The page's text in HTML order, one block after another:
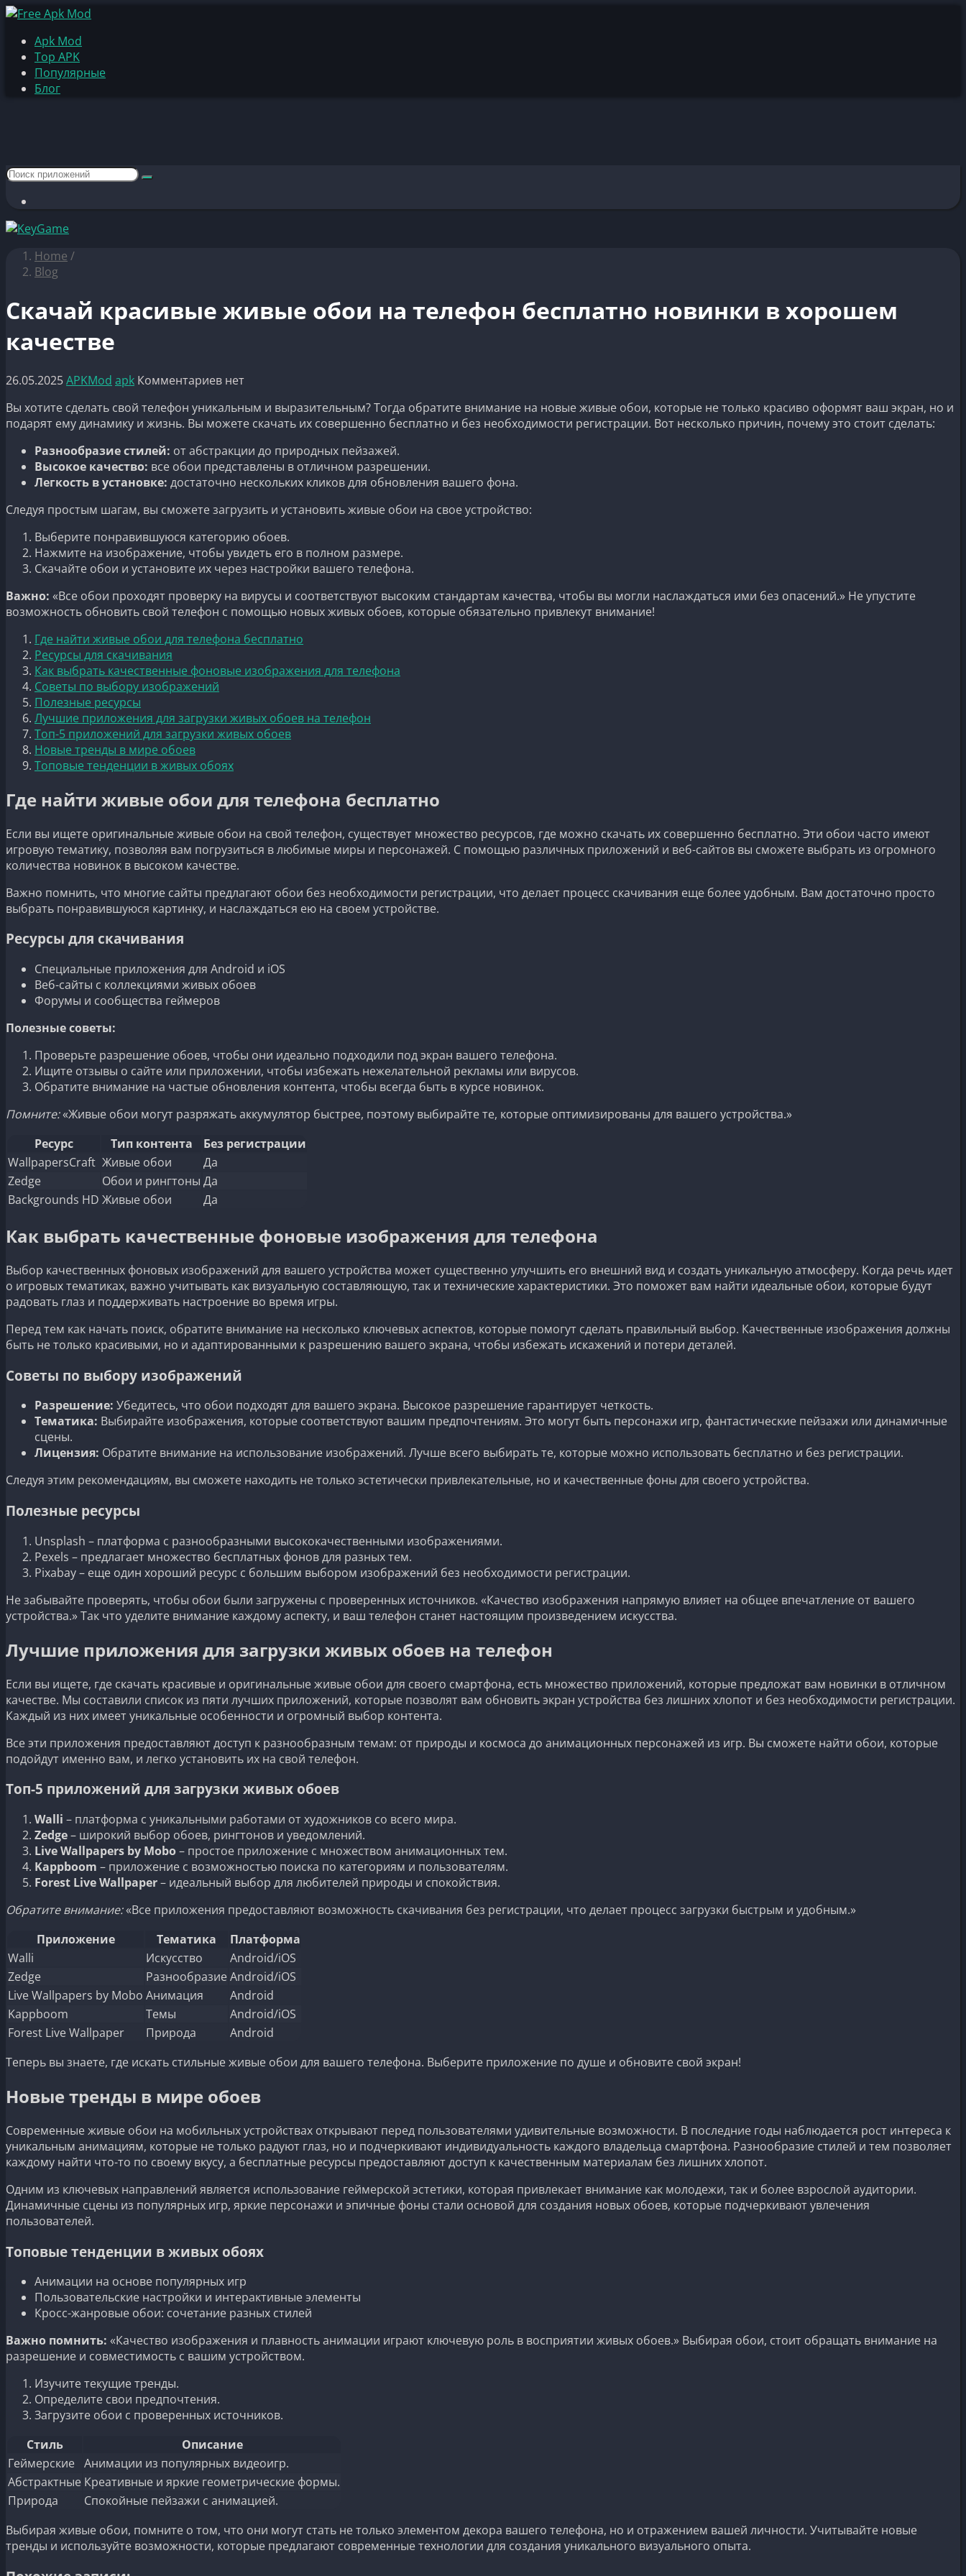
Apk Mod
Top APK
Популярные
Блог
Home /
Blog
Скачай красивые живые обои на телефон бесплатно новинки в хорошем
качестве
26.05.2025APKMod apk Комментариев нет
Вы хотите сделать свой телефон уникальным и выразительным? Тогда обратите внимание на новые живые обои, которые не только красиво оформят ваш экран, но и
подарят ему динамику и жизнь. Вы можете скачать их совершенно бесплатно и без необходимости регистрации. Вот несколько причин, почему это стоит сделать:
Разнообразие стилей: от абстракции до природных пейзажей.
Высокое качество: все обои представлены в отличном разрешении.
Легкость в установке: достаточно нескольких кликов для обновления вашего фона.
Следуя простым шагам, вы сможете загрузить и установить живые обои на свое устройство:
Выберите понравившуюся категорию обоев.
Нажмите на изображение, чтобы увидеть его в полном размере.
Скачайте обои и установите их через настройки вашего телефона.
Важно: «Все обои проходят проверку на вирусы и соответствуют высоким стандартам качества, чтобы вы могли наслаждаться ими без опасений.» Не упустите
возможность обновить свой телефон с помощью новых живых обоев, которые обязательно привлекут внимание!
Где найти живые обои для телефона бесплатно
Ресурсы для скачивания
Как выбрать качественные фоновые изображения для телефона
Советы по выбору изображений
Полезные ресурсы
Лучшие приложения для загрузки живых обоев на телефон
Топ-5 приложений для загрузки живых обоев
Новые тренды в мире обоев
Топовые тенденции в живых обоях
Где найти живые обои для телефона бесплатно
Если вы ищете оригинальные живые обои на свой телефон, существует множество ресурсов, где можно скачать их совершенно бесплатно. Эти обои часто имеют
игровую тематику, позволяя вам погрузиться в любимые миры и персонажей. С помощью различных приложений и веб-сайтов вы сможете выбрать из огромного
количества новинок в высоком качестве.
Важно помнить, что многие сайты предлагают обои без необходимости регистрации, что делает процесс скачивания еще более удобным. Вам достаточно просто
выбрать понравившуюся картинку, и наслаждаться ею на своем устройстве.
Ресурсы для скачивания
Специальные приложения для Android и iOS
Веб-сайты с коллекциями живых обоев
Форумы и сообщества геймеров
Полезные советы:
Проверьте разрешение обоев, чтобы они идеально подходили под экран вашего телефона.
Ищите отзывы о сайте или приложении, чтобы избежать нежелательной рекламы или вирусов.
Обратите внимание на частые обновления контента, чтобы всегда быть в курсе новинок.
Помните:«Живые обои могут разряжать аккумулятор быстрее, поэтому выбирайте те, которые оптимизированы для вашего устройства.»
Ресурс
Тип контента
Без регистрации
WallpapersCraft Живые обои
Да
Zedge
Обои и рингтоны Да
Backgrounds HD Живые обои Да
Как выбрать качественные фоновые изображения для телефона
Выбор качественных фоновых изображений для вашего устройства может существенно улучшить его внешний вид и создать уникальную атмосферу. Когда речь идет
о игровых тематиках, важно учитывать как визуальную составляющую, так и технические характеристики. Это поможет вам найти идеальные обои, которые будут
радовать глаз и поддерживать настроение во время игры.
Перед тем как начать поиск, обратите внимание на несколько ключевых аспектов, которые помогут сделать правильный выбор. Качественные изображения должны
быть не только красивыми, но и адаптированными к разрешению вашего экрана, чтобы избежать искажений и потери деталей.
Советы по выбору изображений
Разрешение: Убедитесь, что обои подходят для вашего экрана. Высокое разрешение гарантирует четкость.
Тематика: Выбирайте изображения, которые соответствуют вашим предпочтениям. Это могут быть персонажи игр, фантастические пейзажи или динамичные
сцены.
Лицензия: Обратите внимание на использование изображений. Лучше всего выбирать те, которые можно использовать бесплатно и без регистрации.
Следуя этим рекомендациям, вы сможете находить не только эстетически привлекательные, но и качественные фоны для своего устройства.
Полезные ресурсы
Unsplash – платформа с разнообразными высококачественными изображениями.
Pexels – предлагает множество бесплатных фонов для разных тем.
Pixabay – еще один хороший ресурс с большим выбором изображений без необходимости регистрации.
Не забывайте проверять, чтобы обои были загружены с проверенных источников. «Качество изображения напрямую влияет на общее впечатление от вашего
устройства.» Так что уделите внимание каждому аспекту, и ваш телефон станет настоящим произведением искусства.
Лучшие приложения для загрузки живых обоев на телефон
Если вы ищете, где скачать красивые и оригинальные живые обои для своего смартфона, есть множество приложений, которые предложат вам новинки в отличном
качестве. Мы составили список из пяти лучших приложений, которые позволят вам обновить экран устройства без лишних хлопот и без необходимости регистрации.
Каждый из них имеет уникальные особенности и огромный выбор контента.
Все эти приложения предоставляют доступ к разнообразным темам: от природы и космоса до анимационных персонажей из игр. Вы сможете найти обои, которые
подойдут именно вам, и легко установить их на свой телефон.
Топ-5 приложений для загрузки живых обоев
Walli – платформа с уникальными работами от художников со всего мира.
Zedge– широкий выбор обоев, рингтонов и уведомлений.
Live Wallpapers by Mobo– простое приложение с множеством анимационных тем.
Kappboom – приложение с возможностью поиска по категориям и пользователям.
Forest Live Wallpaper– идеальный выбор для любителей природы и спокойствия.
Обратите внимание:«Все приложения предоставляют возможность скачивания без регистрации, что делает процесс загрузки быстрым и удобным.»
Приложение
Тематика
Платформа
Walli
Искусство
Android/iOS
Zedge
РазнообразиеAndroid/iOS
Live Wallpapers by Mobo Анимация
Android
Kappboom
Темы
Android/iOS
Forest Live Wallpaper
Природа
Android
Теперь вы знаете, где искать стильные живые обои для вашего телефона. Выберите приложение по душе и обновите свой экран!
Новые тренды в мире обоев
Современные живые обои на мобильных устройствах открывают перед пользователями удивительные возможности. В последние годы наблюдается рост интереса к
уникальным анимациям, которые не только радуют глаз, но и подчеркивают индивидуальность каждого владельца смартфона. Разнообразие стилей и тем позволяет
каждому найти что-то по своему вкусу, а бесплатные ресурсы предоставляют доступ к качественным материалам без лишних хлопот.
Одним из ключевых направлений является использование геймерской эстетики, которая привлекает внимание как молодежи, так и более взрослой аудитории.
Динамичные сцены из популярных игр, яркие персонажи и эпичные фоны стали основой для создания новых обоев, которые подчеркивают увлечения
пользователей.
Топовые тенденции в живых обоях
Анимации на основе популярных игр
Пользовательские настройки и интерактивные элементы
Кросс-жанровые обои: сочетание разных стилей
Важно помнить: «Качество изображения и плавность анимации играют ключевую роль в восприятии живых обоев.» Выбирая обои, стоит обращать внимание на
разрешение и совместимость с вашим устройством.
Изучите текущие тренды.
Определите свои предпочтения.
Загрузите обои с проверенных источников.
Стиль
Описание
Геймерские Анимации из популярных видеоигр.
Абстрактные Креативные и яркие геометрические формы.
Природа
Спокойные пейзажи с анимацией.
Выбирая живые обои, помните о том, что они могут стать не только элементом декора вашего телефона, но и отражением вашей личности. Учитывайте новые
тренды и используйте возможности, которые предлагают современные технологии для создания уникального визуального опыта.